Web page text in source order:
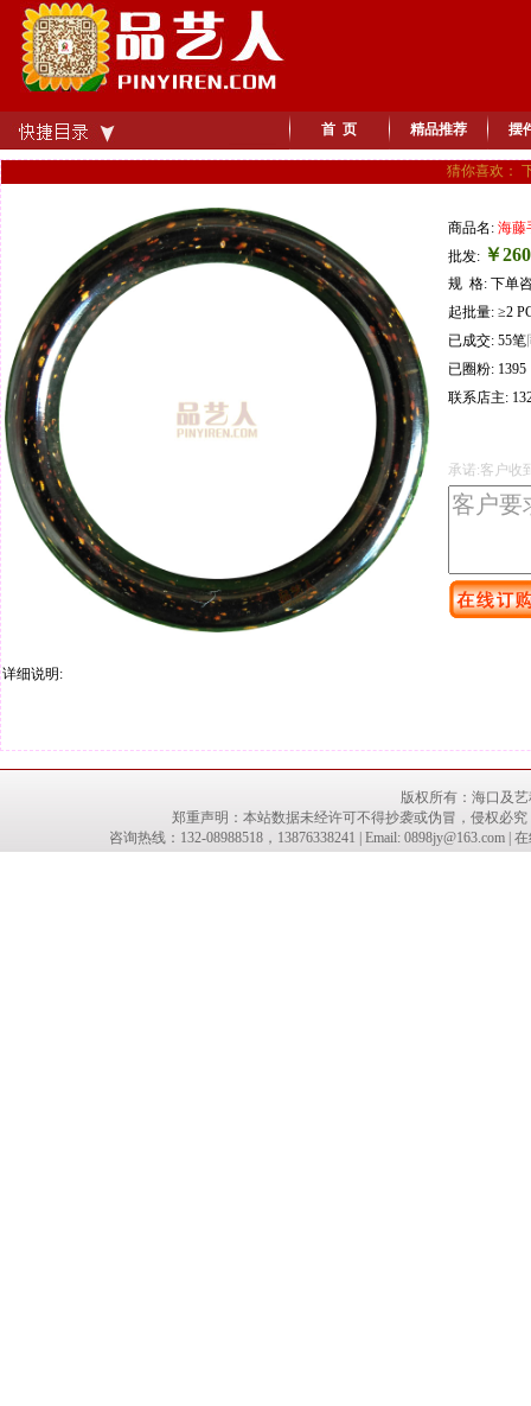
首 页 精品推荐 摆
猜你喜欢：
商品名: 海藤
批发: ￥260
规 格: 下单
起批量: ≥2
已成交: 55笔
已圈粉: 1395
联系店主:
承诺:客户收
详细说明:
版权所有： 海口及
郑重声明：本站数据未经许可不得抄袭或伪冒，侵权必
咨询热线：132-08988518，13876338241 | Email: